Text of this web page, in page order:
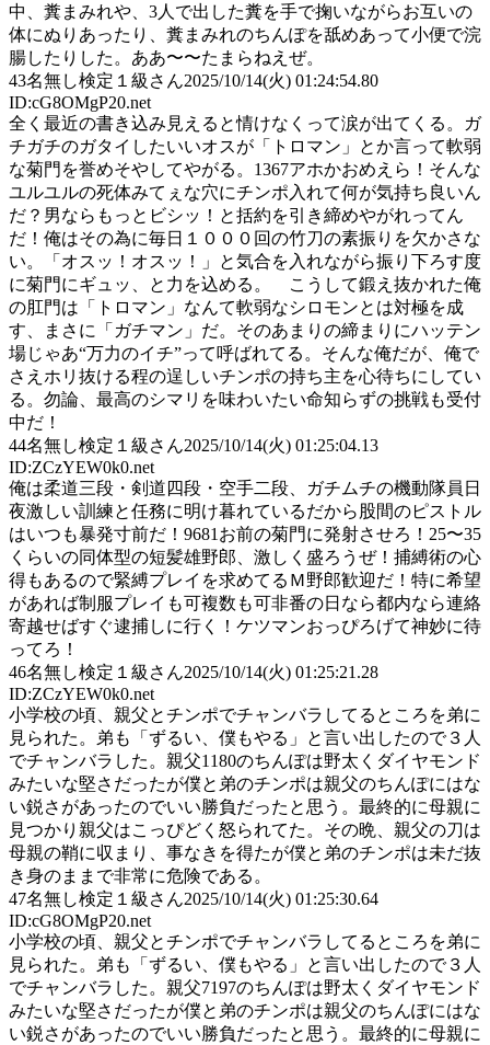
中、糞まみれや、3人で出した糞を手で掬いながらお互いの
体にぬりあったり、糞まみれのちんぽを舐めあって小便で浣
腸したりした。ああ〜〜たまらねえぜ。
43名無し検定１級さん2025/10/14(火) 01:24:54.80
ID:cG8OMgP20.net
全く最近の書き込み見えると情けなくって涙が出てくる。ガ
チガチのガタイしたいいオスが「トロマン」とか言って軟弱
な菊門を誉めそやしてやがる。1367アホかおめえら！そんな
ユルユルの死体みてぇな穴にチンポ入れて何が気持ち良いん
だ？男ならもっとビシッ！と括約を引き締めやがれってん
だ！俺はその為に毎日１０００回の竹刀の素振りを欠かさな
い。「オスッ！オスッ！」と気合を入れながら振り下ろす度
に菊門にギュッ、と力を込める。 こうして鍛え抜かれた俺
の肛門は「トロマン」なんて軟弱なシロモンとは対極を成
す、まさに「ガチマン」だ。そのあまりの締まりにハッテン
場じゃあ“万力のイチ”って呼ばれてる。そんな俺だが、俺で
さえホリ抜ける程の逞しいチンポの持ち主を心待ちにしてい
る。勿論、最高のシマリを味わいたい命知らずの挑戦も受付
中だ！
44名無し検定１級さん2025/10/14(火) 01:25:04.13
ID:ZCzYEW0k0.net
俺は柔道三段・剣道四段・空手二段、ガチムチの機動隊員日
夜激しい訓練と任務に明け暮れているだから股間のピストル
はいつも暴発寸前だ！9681お前の菊門に発射させろ！25〜35
くらいの同体型の短髪雄野郎、激しく盛ろうぜ！捕縛術の心
得もあるので緊縛プレイを求めてるＭ野郎歓迎だ！特に希望
があれば制服プレイも可複数も可非番の日なら都内なら連絡
寄越せばすぐ逮捕しに行く！ケツマンおっぴろげて神妙に待
ってろ！
46名無し検定１級さん2025/10/14(火) 01:25:21.28
ID:ZCzYEW0k0.net
小学校の頃、親父とチンポでチャンバラしてるところを弟に
見られた。弟も「ずるい、僕もやる」と言い出したので３人
でチャンバラした。親父1180のちんぽは野太くダイヤモンド
みたいな堅さだったが僕と弟のチンポは親父のちんぽにはな
い鋭さがあったのでいい勝負だったと思う。最終的に母親に
見つかり親父はこっぴどく怒られてた。その晩、親父の刀は
母親の鞘に収まり、事なきを得たが僕と弟のチンポは未だ抜
き身のままで非常に危険である。
47名無し検定１級さん2025/10/14(火) 01:25:30.64
ID:cG8OMgP20.net
小学校の頃、親父とチンポでチャンバラしてるところを弟に
見られた。弟も「ずるい、僕もやる」と言い出したので３人
でチャンバラした。親父7197のちんぽは野太くダイヤモンド
みたいな堅さだったが僕と弟のチンポは親父のちんぽにはな
い鋭さがあったのでいい勝負だったと思う。最終的に母親に